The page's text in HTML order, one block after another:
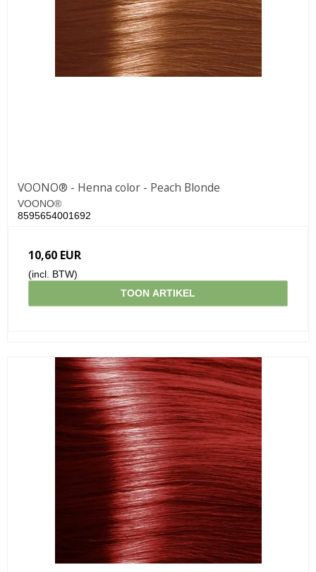
VOONO® - Henna color - Peach Blonde
VOONO®
8595654001692
10,60 EUR
(incl. BTW)
TOON ARTIKEL